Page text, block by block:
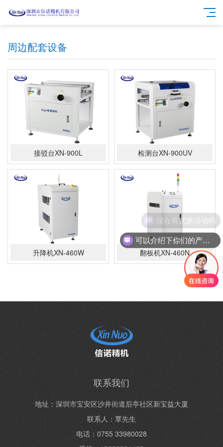
周边配套设备
接驳台XN-900L 检测台XN-900UV
升降机XN-460W 翻板机XN-460N
联系我们
地址：深圳市宝安区沙井街道后亭社区新宝益大厦
联系人：覃先生
电话：0755 33980028
可以介绍下你们的产品么
现在有优惠活动吗